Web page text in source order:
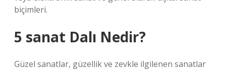
biçimleri.
5 sanat Dalı Nedir?
Güzel sanatlar, güzellik ve zevkle ilgilenen sanatlar